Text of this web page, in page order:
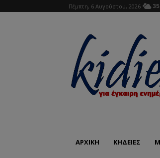
Πέμπτη, 6 Αυγούστου, 2026
ΑΡΧΙΚΗ ΚΗΔΕΙΕΣ